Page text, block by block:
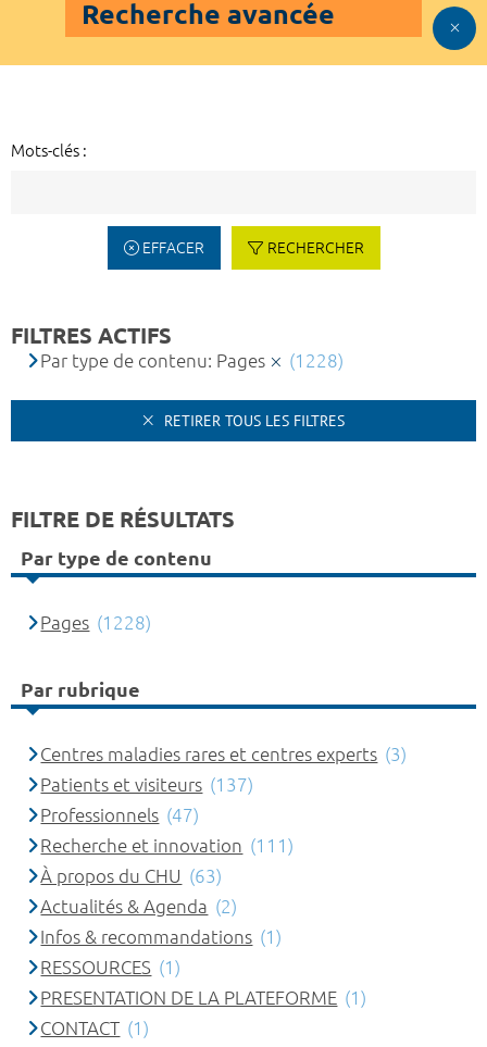
Recherche avancée
Mots-clés :
EFFACER RECHERCHER
FILTRES ACTIFS
Par type de contenu: Pages (1228)
RETIRER TOUS LES FILTRES
FILTRE DE RÉSULTATS
Par type de contenu
Pages (1228)
Par rubrique
Centres maladies rares et centres experts (3)
Patients et visiteurs (137)
Professionnels (47)
Recherche et innovation (111)
À propos du CHU (63)
Actualités & Agenda (2)
Infos & recommandations (1)
RESSOURCES (1)
PRESENTATION DE LA PLATEFORME (1)
CONTACT (1)